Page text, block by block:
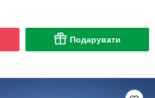
Подарувати